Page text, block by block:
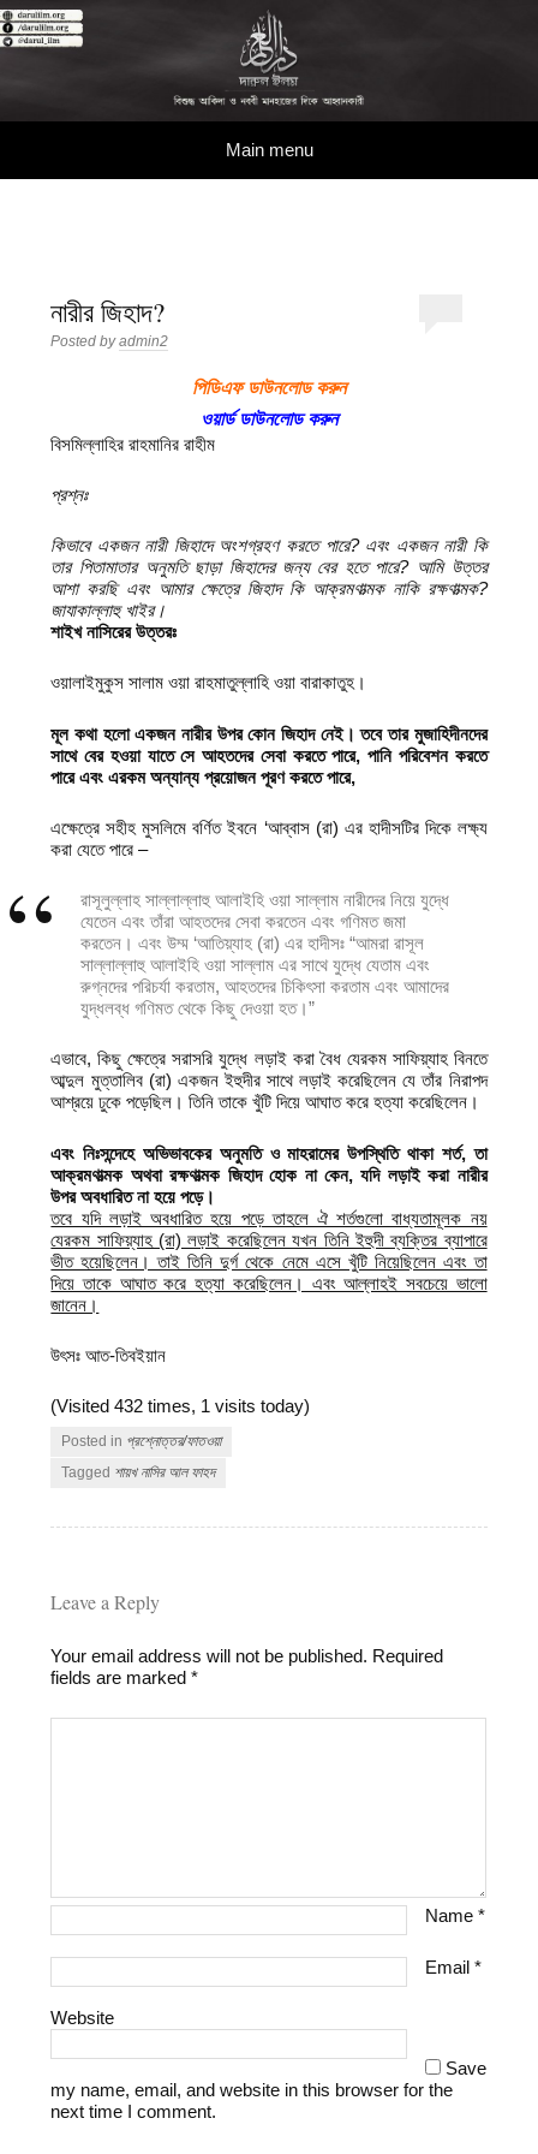
বিশুদ্ধ আকিদা ও নববী মানহাজের দিকে আহ্বানকারী
Main menu
নারীর জিহাদ?
Posted byadmin2
পিডিএফ ডাউনলোড করুন
ওয়ার্ড ডাউনলোড করুন
বিসমিল্লাহির রাহমানির রাহীম
প্রশ্নঃ
কিভাবে একজন নারী জিহাদে অংশগ্রহণ করতে পারে? এবং একজন নারী কি
তার পিতামাতার অনুমতি ছাড়া জিহাদের জন্য বের হতে পারে? আমি উত্তর
আশা করছি এবং আমার ক্ষেত্রে জিহাদ কি আক্রমণাত্মক নাকি রক্ষণাত্মক?
জাযাকাল্লাহু খাইর।
শাইখ নাসিরের উত্তরঃ
ওয়ালাইমুকুস সালাম ওয়া রাহমাতুল্লাহি ওয়া বারাকাতুহ।
মূল কথা হলো একজন নারীর উপর কোন জিহাদ নেই। তবে তার মুজাহিদীনদের
সাথে বের হওয়া যাতে সে আহতদের সেবা করতে পারে, পানি পরিবেশন করতে
পারে এবং এরকম অন্যান্য প্রয়োজন পূরণ করতে পারে,
এক্ষেত্রে সহীহ মুসলিমে বর্ণিত ইবনে ‘আব্বাস (রা) এর হাদীসটির দিকে লক্ষ্য
করা যেতে পারে –
রাসূলুল্লাহ সাল্লাল্লাহু আলাইহি ওয়া সাল্লাম নারীদের নিয়ে যুদ্ধে
যেতেন এবং তাঁরা আহতদের সেবা করতেন এবং গণিমত জমা
করতেন। এবং উম্ম ‘আতিয়্যাহ (রা) এর হাদীসঃ “আমরা রাসূল
সাল্লাল্লাহু আলাইহি ওয়া সাল্লাম এর সাথে যুদ্ধে যেতাম এবং
রুগ্নদের পরিচর্যা করতাম, আহতদের চিকিৎসা করতাম এবং আমাদের
যুদ্ধলব্ধ গণিমত থেকে কিছু দেওয়া হত।”
এভাবে, কিছু ক্ষেত্রে সরাসরি যুদ্ধে লড়াই করা বৈধ যেরকম সাফিয়্যাহ বিনতে
আব্দুল মুত্তালিব (রা) একজন ইহুদীর সাথে লড়াই করেছিলেন যে তাঁর নিরাপদ
আশ্রয়ে ঢুকে পড়েছিল। তিনি তাকে খুঁটি দিয়ে আঘাত করে হত্যা করেছিলেন।
এবং নিঃসন্দেহে অভিভাবকের অনুমতি ও মাহরামের উপস্থিতি থাকা শর্ত, তা
আক্রমণাত্মক অথবা রক্ষণাত্মক জিহাদ হোক না কেন, যদি লড়াই করা নারীর
উপর অবধারিত না হয়ে পড়ে।
তবে যদি লড়াই অবধারিত হয়ে পড়ে তাহলে ঐ শর্তগুলো বাধ্যতামূলক নয়
যেরকম সাফিয়্যাহ (রা) লড়াই করেছিলেন যখন তিনি ইহুদী ব্যক্তির ব্যাপারে
ভীত হয়েছিলেন। তাই তিনি দুর্গ থেকে নেমে এসে খুঁটি নিয়েছিলেন এবং তা
দিয়ে তাকে আঘাত করে হত্যা করেছিলেন। এবং আল্লাহই সবচেয়ে ভালো
জানেন।
উৎসঃ আত-তিবইয়ান
(Visited 432 times, 1 visits today)
Posted in প্রশ্নোত্তর/ফাতওয়া
Tagged শায়খ নাসির আল ফাহদ
Leave a Reply
Your email address will not be published. Required
fields are marked*
Name*
Email*
Website
Save
my name, email, and website in this browser for the
next time I comment.